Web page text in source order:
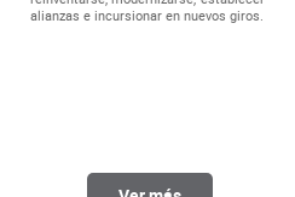
alianzas e incursionar en nuevos giros.